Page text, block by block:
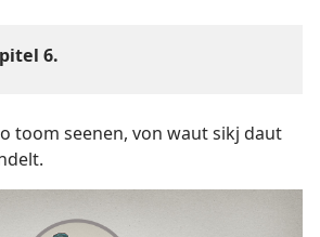
6.
toom seenen, von waut sikj daut